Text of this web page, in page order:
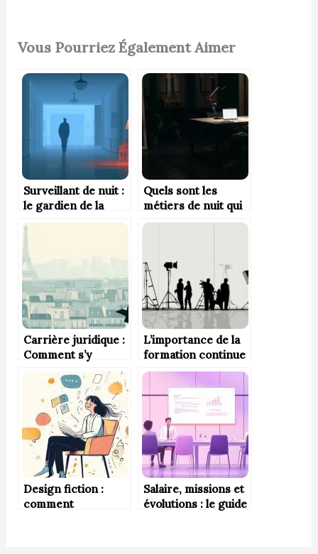
Vous Pourriez Également Aimer
Surveillant de nuit :
le gardien de la
tranquillité
nocturne
Quels sont les
métiers de nuit qui
payent bien en
Carrière juridique :
Comment s’y
préparer dès le
lycée ?
L’importance de la
formation continue
pour bâtir une
carrière durable
dans le cinéma et
l’audiovisuel
Design fiction :
comment
Salaire, missions et
évolutions : le guide